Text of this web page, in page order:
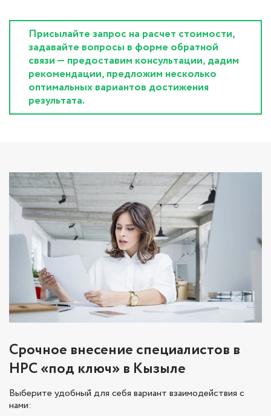
Присылайте запрос на расчет стоимости,
задавайте вопросы в форме обратной
связи — предоставим консультации, дадим
рекомендации, предложим несколько
оптимальных вариантов достижения
результата.
Срочное внесение специалистов в
НРС «под ключ» в Кызыле
Выберите удобный для себя вариант взаимодействия с
нами: